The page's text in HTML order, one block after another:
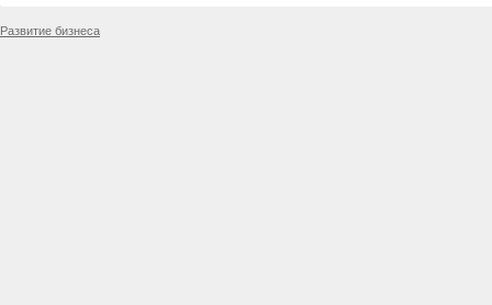
Развитие бизнеса